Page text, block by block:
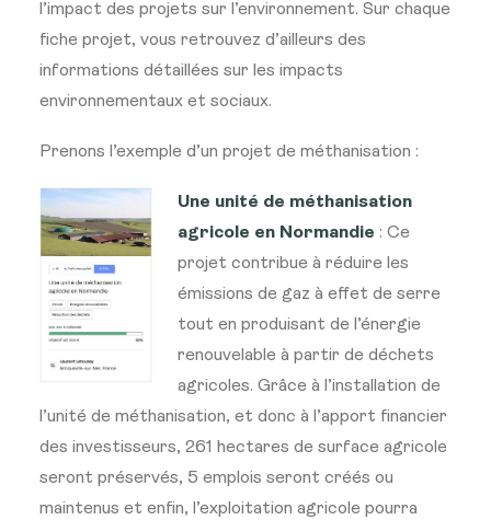
l’impact des projets sur l’environnement. Sur chaque
fiche projet, vous retrouvez d’ailleurs des
informations détaillées sur les impacts
environnementaux et sociaux.
Prenons l’exemple d’un projet de méthanisation :
Une unité de méthanisation
agricole en Normandie : Ce
projet contribue à réduire les
émissions de gaz à effet de serre
tout en produisant de l’énergie
renouvelable à partir de déchets
agricoles. Grâce à l’installation de
l’unité de méthanisation, et donc à l’apport financier
des investisseurs, 261 hectares de surface agricole
seront préservés, 5 emplois seront créés ou
maintenus et enfin, l’exploitation agricole pourra